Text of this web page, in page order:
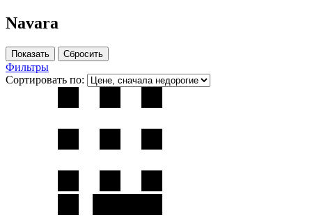
Navara
Фильтры
Сортировать по: